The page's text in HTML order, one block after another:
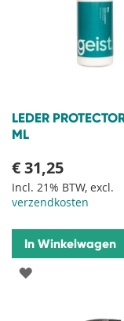
LEDER
ML
€ 31,25
Incl. 21% BTW, excl.
verzendkosten
In Winkelwagen
VOEG